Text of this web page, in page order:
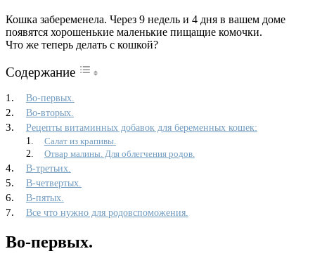
Кошка забеременела. Через 9 недель и 4 дня в вашем доме
появятся хорошенькие маленькие пищащие комочки.
Что же теперь делать с кошкой?
Содержание
Во-первых.
Во-вторых.
Рецепты витаминных добавок для беременных кошек:
Салат из крапивы.
Отвар малины. Для облегчения родов.
В-третьих.
В-четвертых.
В-пятых.
Все что нужно для родовспоможения.
Во-первых.